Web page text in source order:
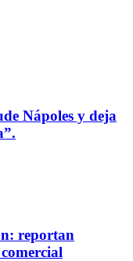
Nápoles y deja
reportan